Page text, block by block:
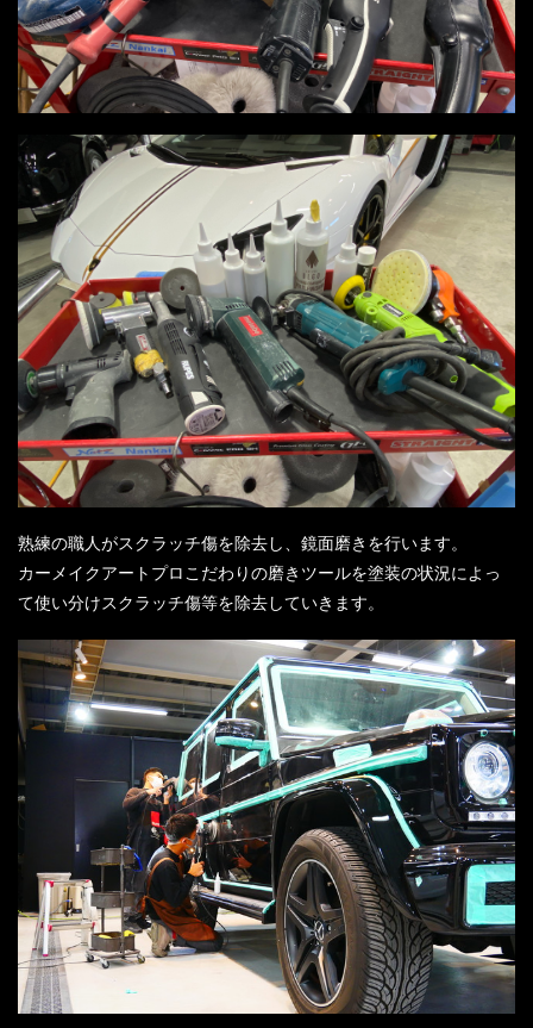
熟練の職人がスクラッチ傷を除去し、鏡面磨きを行います。
カーメイクアートプロこだわりの磨きツールを塗装の状況によっ
て使い分けスクラッチ傷等を除去していきます。